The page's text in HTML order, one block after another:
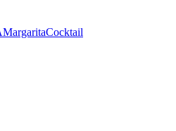
MargaritaCocktail